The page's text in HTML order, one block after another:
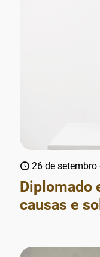
26 de setembro
Diplomado
causas e